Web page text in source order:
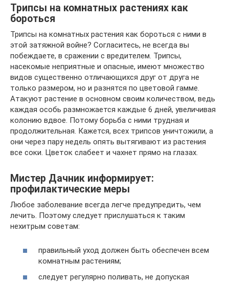
Трипсы на комнатных растениях как
бороться
Трипсы на комнатных растения как бороться с ними в
этой затяжной войне? Согласитесь, не всегда вы
побеждаете, в сражении с вредителем. Трипсы,
насекомые неприятные и опасные, имеют множество
видов существенно отличающихся друг от друга не
только размером, но и разнятся по цветовой гамме.
Атакуют растение в основном своим количеством, ведь
каждая особь размножается каждые 6 дней, увеличивая
колонию вдвое. Потому борьба с ними трудная и
продолжительная. Кажется, всех трипсов уничтожили, а
они через пару недель опять вытягивают из растения
все соки. Цветок слабеет и чахнет прямо на глазах.
Мистер Дачник информирует:
профилактические меры
Любое заболевание всегда легче предупредить, чем
лечить. Поэтому следует прислушаться к таким
нехитрым советам:
правильный уход должен быть обеспечен всем
комнатным растениям;
следует регулярно поливать, не допуская